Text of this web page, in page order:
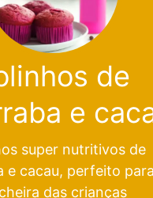
de
e
super nutritivos de
e cacau, perfeito
das crianças